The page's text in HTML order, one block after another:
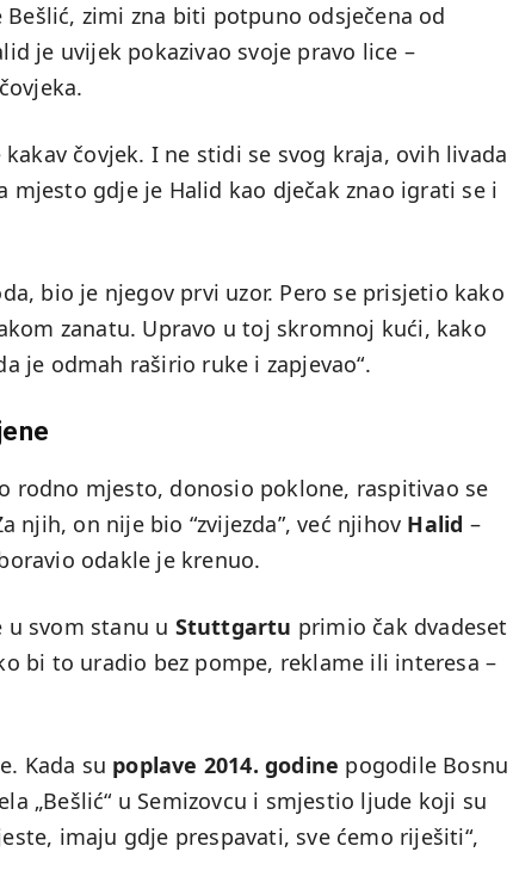
zimi zna biti potpuno odsječena od
je uvijek pokazivao svoje pravo lice –
čovjek. I ne stidi se svog kraja, ovih livada
mjesto gdje je Halid kao dječak znao igrati se i
bio je njegov prvi uzor. Pero se prisjetio kako
zanatu. Upravo u toj skromnoj kući, kako
je odmah raširio ruke i zapjevao“.
rodno mjesto, donosio poklone, raspitivao se
njih, on nije bio “zvijezda”, već njihov Halid –
odakle je krenuo.
svom stanu u Stuttgartu primio čak dvadeset
bi to uradio bez pompe, reklame ili interesa –
Kada su poplave 2014. godine pogodile Bosnu
„Bešlić“ u Semizovcu i smjestio ljude koji su
imaju gdje prespavati, sve ćemo riješiti“,